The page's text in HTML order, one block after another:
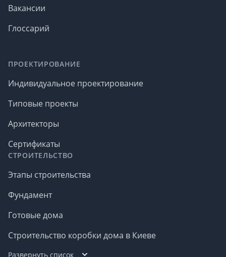
Вакансии
Глоссарий
ПРОЕКТИРОВАНИЕ
Индивидуальное проектирование
Типовые проекты
Архитекторы
Сертификаты
СТРОИТЕЛЬСТВО
Этапы строительства
Фундамент
Готовые дома
Строительство коробки дома в Киеве
Развернуть список